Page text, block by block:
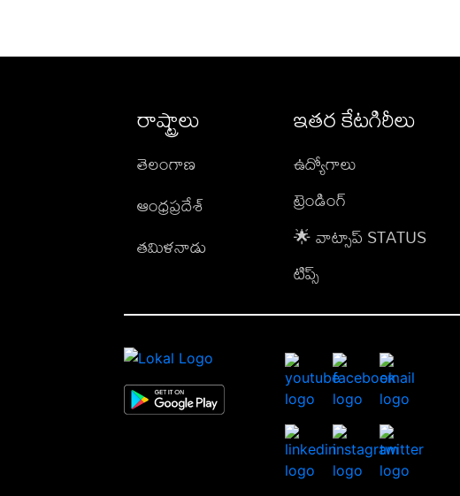
రాష్ట్రాలు
తెలంగాణ
ఆంధ్రప్రదేశ్
తమిళనాడు
ఇతర కేటగిరీలు
ఉద్యోగాలు
ట్రెండింగ్
🌟 వాట్సాప్ STATUS
టిప్స్